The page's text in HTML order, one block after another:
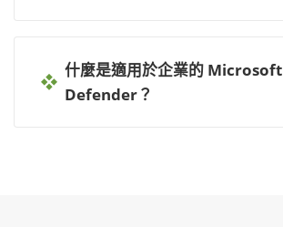
什麼是適用於企業的 Microsoft
Defender？